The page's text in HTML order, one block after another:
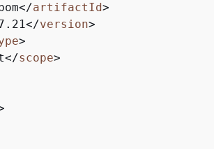
</artifactId>
</version>
>
</scope>